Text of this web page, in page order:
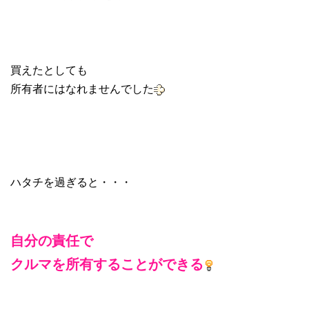
買えたとしても
所有者にはなれませんでした
ハタチを過ぎると・・・
自分の責任で
クルマを所有することができる